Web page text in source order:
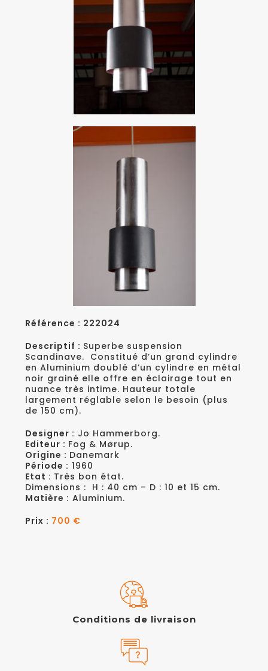
Référence : 222024
Descriptif : Superbe suspension
Scandinave. Constitué d’un grand cylindre
en Aluminium doublé d’un cylindre en métal
noir grainé elle offre en éclairage tout en
nuance très intime. Hauteur totale
largement réglable selon le besoin (plus
de 150 cm).
Designer : Jo Hammerborg.
Editeur : Fog & Mørup.
Origine : Danemark
Période : 1960
Etat : Très bon état.
Dimensions : H : 40 cm – D : 10 et 15 cm.
Matière : Aluminium.
Prix : 700 €
Conditions de livraison